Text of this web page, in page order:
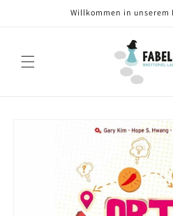
Willkommen in